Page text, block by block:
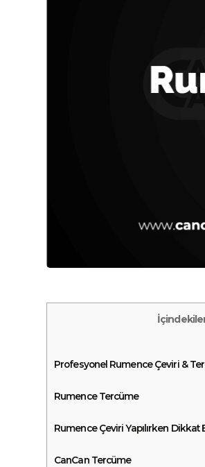
Profesyonel Rumence Çeviri &
Rumence Tercüme
Rumence Çeviri Yapılırken
CanCan Tercüme